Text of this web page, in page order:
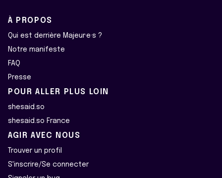
À PROPOS
Qui est derrière Majeur·e·s ?
Notre manifeste
FAQ
Presse
POUR ALLER PLUS LOIN
shesaid.so
shesaid.so France
AGIR AVEC NOUS
Trouver un profil
S'inscrire/Se connecter